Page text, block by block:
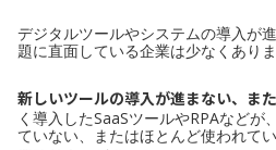
デジタルツールやシステムの導入が
題に直面している企業は少なくありま
新しいツールの導入が進まない、ま
く導入したSaaSツールやRPAなどが
ていない、またはほとんど使われて